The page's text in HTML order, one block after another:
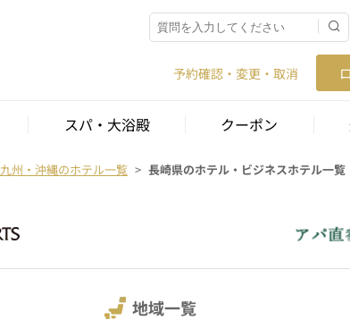
予約確認・変更・取消
スパ・大浴殿 クーポン
九州・沖縄のホテル一覧 長崎県のホテル・ビジネスホテル一覧
地域一覧